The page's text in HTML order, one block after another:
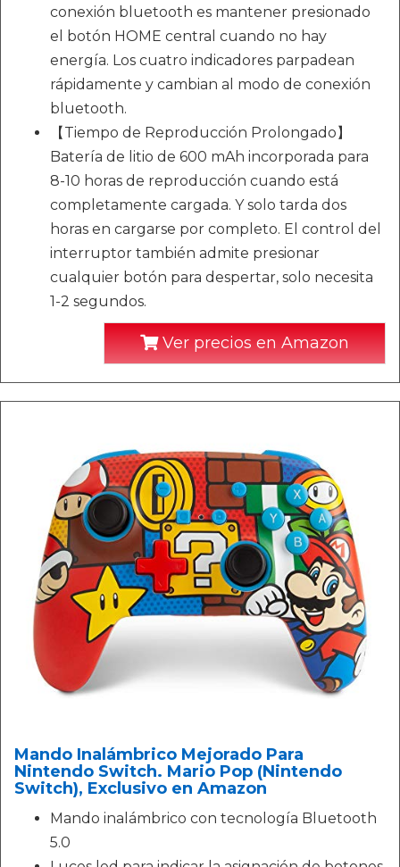
conexión bluetooth es mantener presionado
el botón HOME central cuando no hay
energía. Los cuatro indicadores parpadean
rápidamente y cambian al modo de conexión
bluetooth.
【Tiempo de Reproducción Prolongado】
Batería de litio de 600 mAh incorporada para
8-10 horas de reproducción cuando está
completamente cargada. Y solo tarda dos
horas en cargarse por completo. El control del
interruptor también admite presionar
cualquier botón para despertar, solo necesita
1-2 segundos.
Ver precios en Amazon
Mando Inalámbrico Mejorado Para
Nintendo Switch. Mario Pop (Nintendo
Switch), Exclusivo en Amazon
Mando inalámbrico con tecnología Bluetooth
5.0